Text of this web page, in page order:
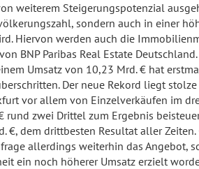
weiterem Steigerungspotenzial
sondern auch in einer
Hiervon werden auch die
BNP Paribas Real Estate
Umsatz von 10,23 Mrd. € hat
Der neue Rekord liegt
vor allem von Einzelverkäufen im
rund zwei Drittel zum Ergebnis
€, dem drittbesten Resultat aller
allerdings weiterhin das Angebot,
ein noch höherer Umsatz erzielt